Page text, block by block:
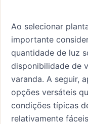
Ao selecionar
importante
quantidade de luz
disponibilidade de
varanda. A seguir,
opções versáteis
condições típicas
relativamente